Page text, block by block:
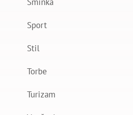
Sport
Stil
Torbe
Turizam